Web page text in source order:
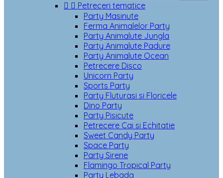
  Petreceri tematice
Party Masinute
Ferma Animalelor Party
Party Animalute Jungla
Party Animalute Padure
Party Animalute Ocean
Petrecere Disco
Unicorn Party
Sports Party
Party Fluturasi si Floricele
Dino Party
Party Pisicute
Petrecere Cai si Echitatie
Sweet Candy Party
Space Party
Party Sirene
Flamingo Tropical Party
Party Lebada